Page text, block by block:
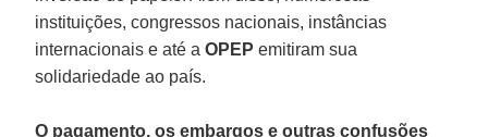
instituições, congressos nacionais, instâncias
internacionais e até aOPEP emitiram sua
solidariedade ao país.
O pagamento, os embargos e outras confusões